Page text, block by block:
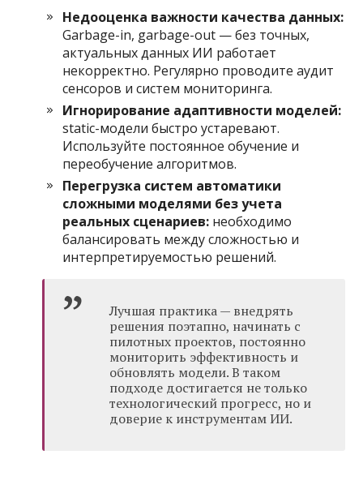
Недооценка важности качества данных:
Garbage-in, garbage-out — без точных,
актуальных данных ИИ работает
некорректно. Регулярно проводите аудит
сенсоров и систем мониторинга.
Игнорирование адаптивности моделей:
static-модели быстро устаревают.
Используйте постоянное обучение и
переобучение алгоритмов.
Перегрузка систем автоматики
сложными моделями без учета
реальных сценариев: необходимо
балансировать между сложностью и
интерпретируемостью решений.
Лучшая практика — внедрять
решения поэтапно, начинать с
пилотных проектов, постоянно
мониторить эффективность и
обновлять модели. В таком
подходе достигается не только
технологический прогресс, но и
доверие к инструментам ИИ.